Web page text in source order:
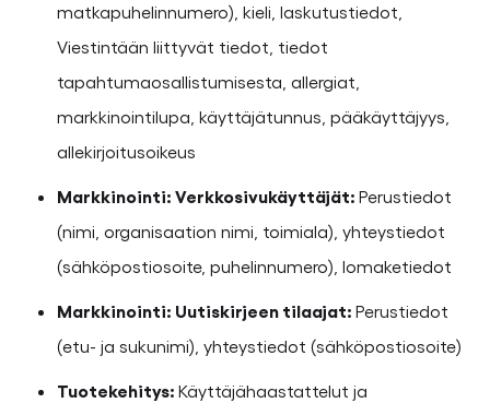
matkapuhelinnumero), kieli, laskutustiedot,
Viestintään liittyvät tiedot, tiedot
tapahtumaosallistumisesta, allergiat,
markkinointilupa, käyttäjätunnus, pääkäyttäjyys,
allekirjoitusoikeus
Markkinointi: Verkkosivukäyttäjät:Perustiedot
(nimi, organisaation nimi, toimiala), yhteystiedot
(sähköpostiosoite, puhelinnumero), lomaketiedot
Markkinointi: Uutiskirjeen tilaajat:Perustiedot
(etu- ja sukunimi), yhteystiedot (sähköpostiosoite)
Tuotekehitys:Käyttäjähaastattelut ja